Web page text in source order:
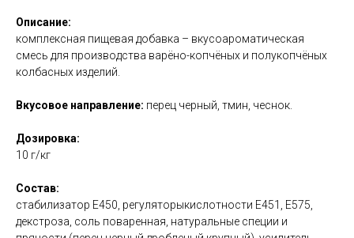
Описание:
комплексная пищевая добавка – вкусоароматическая
смесь для производства варёно-копчёных и полукопчёных
колбасных изделий.
Вкусовое направление: перец черный, тмин, чеснок.
Дозировка:
10 г/кг
Состав:
стабилизатор Е450, регуляторыкислотности Е451, Е575,
декстроза, соль поваренная, натуральные специи и